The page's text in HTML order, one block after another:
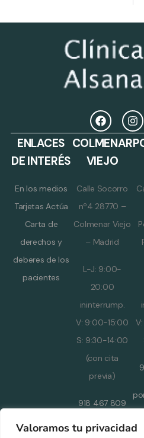
Valoramos tu privacidad
ENLACES
DE INTERÉS
En los medios
Tarjetas Actúa
Carta de
derechos y
deberes de los
pacientes
COLMENAR
VIEJO
Calle Socorro
nº4 28770 –
Colmenar Viejo
– Madrid
L-J: 9:00-
20:00
ininterrump.
V: 9:00-15:00
S: 9:30-14:00
(con cita
previa)
918 467 809